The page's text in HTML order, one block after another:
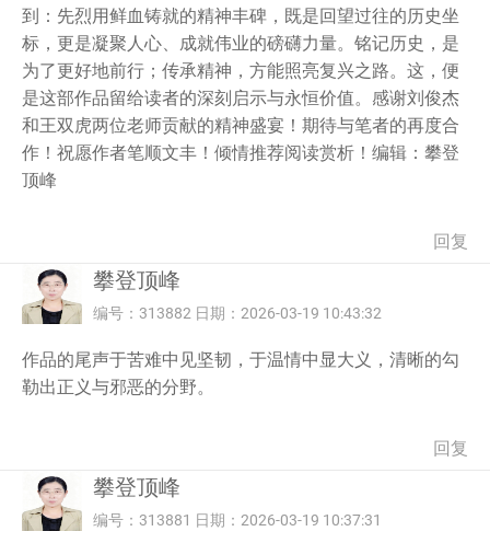
到：先烈用鲜血铸就的精神丰碑，既是回望过往的历史坐
标，更是凝聚人心、成就伟业的磅礴力量。铭记历史，是
为了更好地前行；传承精神，方能照亮复兴之路。这，便
是这部作品留给读者的深刻启示与永恒价值。感谢刘俊杰
和王双虎两位老师贡献的精神盛宴！期待与笔者的再度合
作！祝愿作者笔顺文丰！倾情推荐阅读赏析！编辑：攀登
顶峰
回复
攀登顶峰
编号：313882 日期：2026-03-19 10:43:32
作品的尾声于苦难中见坚韧，于温情中显大义，清晰的勾
勒出正义与邪恶的分野。
回复
攀登顶峰
编号：313881 日期：2026-03-19 10:37:31